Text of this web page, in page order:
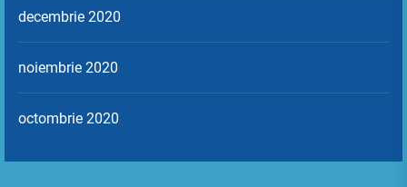
decembrie 2020
noiembrie 2020
octombrie 2020